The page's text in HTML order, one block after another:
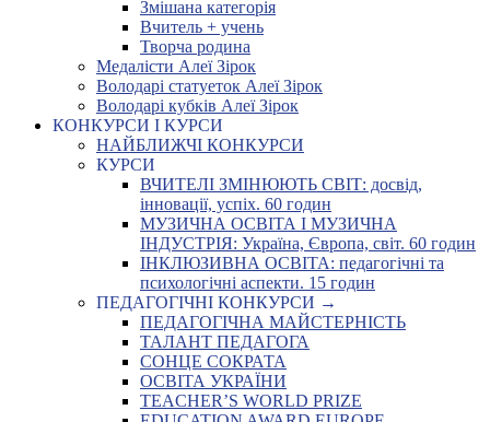
Змішана категорія
Вчитель + учень
Творча родина
Медалісти Алеї Зірок
Володарі статуеток Алеї Зірок
Володарі кубків Алеї Зірок
КОНКУРСИ І КУРСИ
НАЙБЛИЖЧІ КОНКУРСИ
КУРСИ
ВЧИТЕЛІ ЗМІНЮЮТЬ СВІТ: досвід,
інновації, успіх. 60 годин
МУЗИЧНА ОСВІТА І МУЗИЧНА
ІНДУСТРІЯ: Україна, Європа, світ. 60 годин
ІНКЛЮЗИВНА ОСВІТА: педагогічні та
психологічні аспекти. 15 годин
ПЕДАГОГІЧНІ КОНКУРСИ →
ПЕДАГОГІЧНА МАЙСТЕРНІСТЬ
ТАЛАНТ ПЕДАГОГА
СОНЦЕ СОКРАТА
ОСВІТА УКРАЇНИ
TEACHER’S WORLD PRIZE